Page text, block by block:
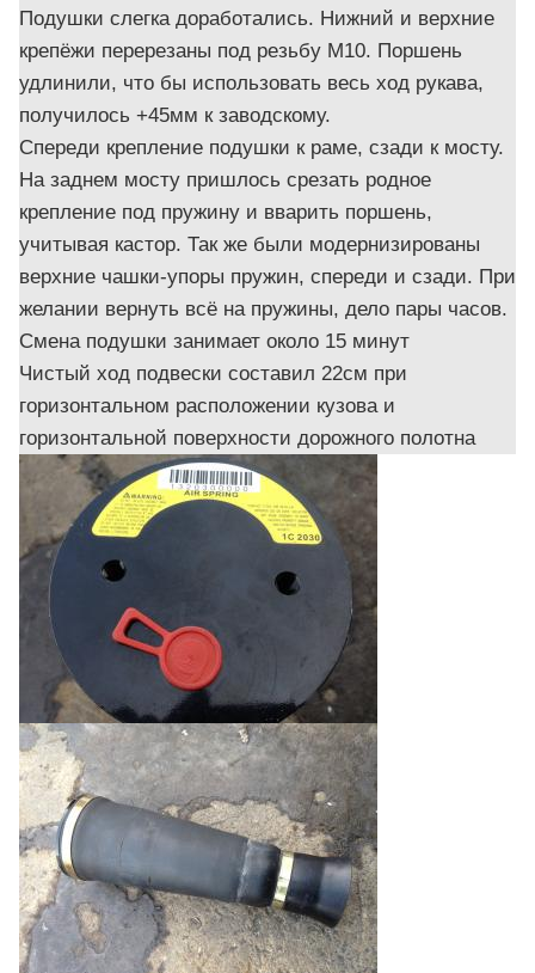
Подушки слегка доработались. Нижний и верхние
крепёжи перерезаны под резьбу М10. Поршень
удлинили, что бы использовать весь ход рукава,
получилось +45мм к заводскому.
Спереди крепление подушки к раме, сзади к мосту.
На заднем мосту пришлось срезать родное
крепление под пружину и вварить поршень,
учитывая кастор. Так же были модернизированы
верхние чашки-упоры пружин, спереди и сзади. При
желании вернуть всё на пружины, дело пары часов.
Смена подушки занимает около 15 минут
Чистый ход подвески составил 22см при
горизонтальном расположении кузова и
горизонтальной поверхности дорожного полотна